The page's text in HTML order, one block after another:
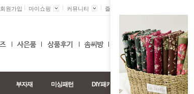
회원가입 마이쇼핑 커뮤니티 즐겨찾기 +
0
부자재 미싱패턴 DIY패키지